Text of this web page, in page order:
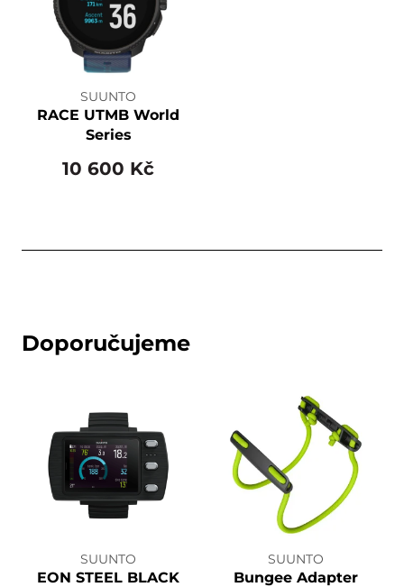
SUUNTO
RACE UTMB World
Series
10 600 Kč
Doporučujeme
SUUNTO
EON STEEL BLACK
SUUNTO
Bungee Adapter